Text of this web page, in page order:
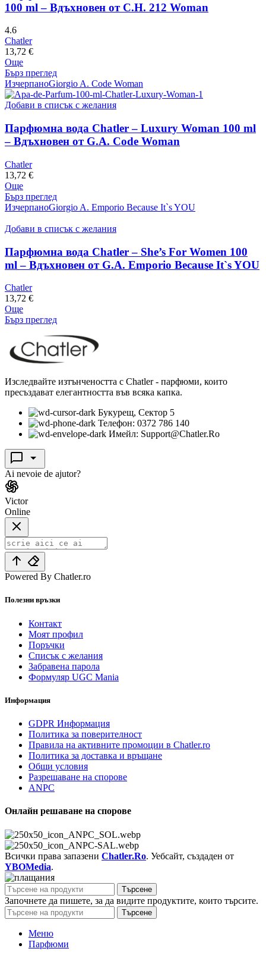
100 ml – Вдъхновен от C.H. 212 Woman
4.6
Chatler
13,72 €
Още
Бърз преглед
ИзчерпаноGiorgio A. Code Woman
Добави в списък с желания
Парфюмна вода Chatler – Luxury Woman 100 ml
– Вдъхновен от G.A. Code Woman
Chatler
13,72 €
Още
Бърз преглед
ИзчерпаноGiorgio A. Emporio Because It`s YOU
Добави в списък с желания
Парфюмна вода Chatler – She’s For Women 100
ml – Вдъхновен от G.A. Emporio Because It`s YOU
Chatler
13,72 €
Още
Бърз преглед
Изследвайте изтънчеността с Chatler - парфюми, които
пресъздават елегантността във всяка капка.
Букурещ, Сектор 5
Телефон: 0372 786 140
Имейл: Support@Chatler.Ro
Ai nevoie de ajutor?
Victor
Online
Powered By Chatler.ro
Полезни връзки
Контакт
Моят профил
Поръчки
Списък с желания
Забравена парола
Формуляр UGC Mania
Информация
GDPR Информация
Политика за поверителност
Правила на активните промоции в Chatler.ro
Политика за доставка и връщане
Общи условия
Разрешаване на спорове
ANPC
Онлайн решаване на спорове
Всички права запазени Chatler.Ro. Уебсайт, създаден от
YBOMedia.
Търсене
Започнете да пишете, за да видите продуктите, които търсите.
Търсене
Меню
Парфюми